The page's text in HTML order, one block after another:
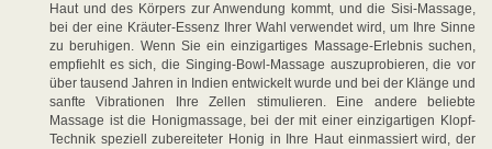
Haut und des Körpers zur Anwendung kommt, und die Sisi-Massage,
bei der eine Kräuter-Essenz Ihrer Wahl verwendet wird, um Ihre Sinne
zu beruhigen. Wenn Sie ein einzigartiges Massage-Erlebnis suchen,
empfiehlt es sich, die Singing-Bowl-Massage auszuprobieren, die vor
über tausend Jahren in Indien entwickelt wurde und bei der Klänge und
sanfte Vibrationen Ihre Zellen stimulieren. Eine andere beliebte
Massage ist die Honigmassage, bei der mit einer einzigartigen Klopf-
Technik speziell zubereiteter Honig in Ihre Haut einmassiert wird, der